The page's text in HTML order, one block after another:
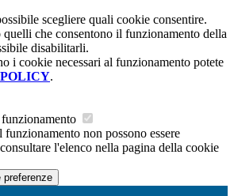
scegliere quali cookie consentire.
quelli che consentono il funzionamento della
disabilitarli.
i cookie necessari al funzionamento potete
.
non possono essere
l'elenco nella pagina della cookie
preferenze